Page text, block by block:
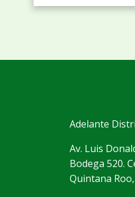
Adelante
Av. Luis
Bodega 520.
Quintana Roo,